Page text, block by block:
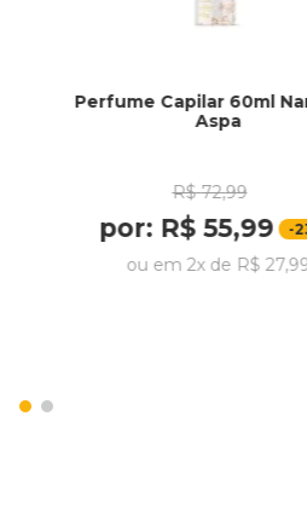
Perfume Capilar 60ml
Aspa
R$ 72,99
por: R$ 55,99 -
ou em2x de R$ 27,